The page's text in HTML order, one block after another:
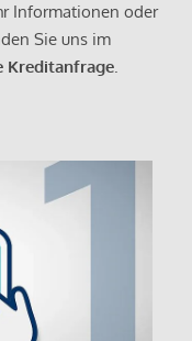
Informationen oder
Sie uns im
Kreditanfrage.